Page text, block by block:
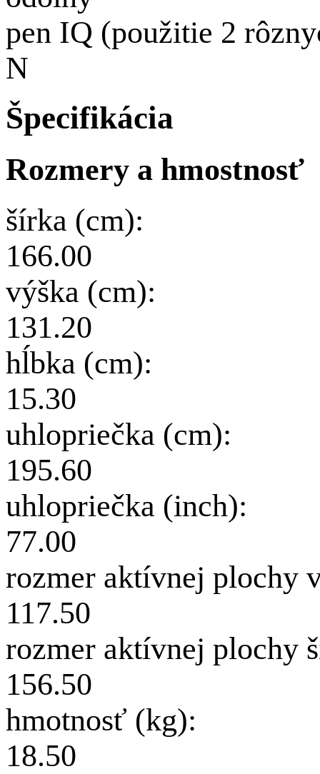
pen IQ (použitie 2
N
Špecifikácia
Rozmery a hmostnosť
šírka (cm):
166.00
výška (cm):
131.20
hĺbka (cm):
15.30
uhlopriečka (cm):
195.60
uhlopriečka (inch):
77.00
rozmer aktívnej plochy
117.50
rozmer aktívnej plochy
156.50
hmotnosť (kg):
18.50